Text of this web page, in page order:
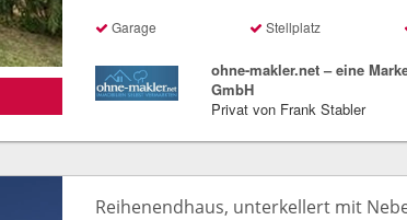
Garage Stellplatz
ohne-makler.net – eine
GmbH
Privat von Frank Stabler
Reihenendhaus, unterkellert mit